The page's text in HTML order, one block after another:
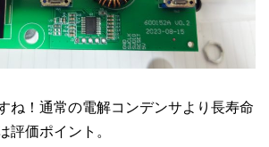
ね！通常の電解コンデンサより長寿命
評価ポイント。